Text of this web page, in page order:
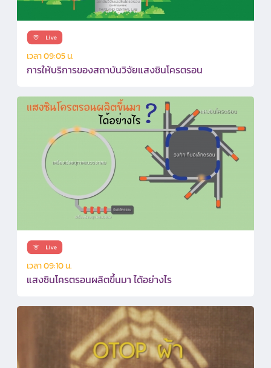
เวลา 09:05 น.
การให้บริการของสถาบันวิจัยแสงซินโครตรอน
เวลา 09:10 น.
แสงซินโครตรอนผลิตขึ้นมา ได้อย่างไร